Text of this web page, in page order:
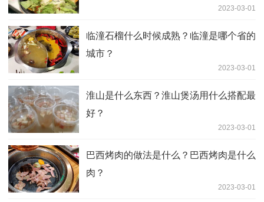
2023-03-01
临潼石榴什么时候成熟？临潼是哪个省的
城市？
2023-03-01
淮山是什么东西？淮山煲汤用什么搭配最
好？
2023-03-01
巴西烤肉的做法是什么？巴西烤肉是什么
肉？
2023-03-01